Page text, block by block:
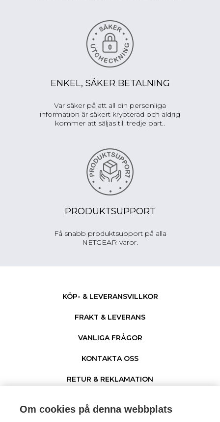
ENKEL, SÄKER BETALNING
Var säker på att all din personliga
information är säkert krypterad och aldrig
kommer att säljas till tredje part..
PRODUKTSUPPORT
Få snabb produktsupport på alla
NETGEAR-varor.
KÖP- & LEVERANSVILLKOR
FRAKT & LEVERANS
VANLIGA FRÅGOR
KONTAKTA OSS
RETUR & REKLAMATION
Om cookies på denna webbplats